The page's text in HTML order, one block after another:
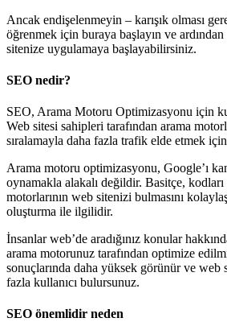
Ancak endişelenmeyin – karışık olması
öğrenmek için buraya başlayın ve
sitenize uygulamaya başlayabilirsiniz.
SEO nedir?
SEO, Arama Motoru Optimizasyonu için
Web sitesi sahipleri tarafından arama
sıralamayla daha fazla trafik elde etmek
Arama motoru optimizasyonu, Google’ı
oynamakla alakalı değildir. Basitçe,
motorlarının web sitenizi bulmasını
oluşturma ile ilgilidir.
İnsanlar web’de aradığınız konular
arama motorunuz tarafından optimize
sonuçlarında daha yüksek görünür ve web
fazla kullanıcı bulursunuz.
SEO önemlidir neden